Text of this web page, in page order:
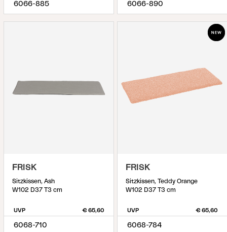
6066-885 6066-890
FRISK
Sitzkissen, Ash
W102 D37 T3 cm
UVP € 65,60
6068-710
FRISK
Sitzkissen, Teddy Orange
W102 D37 T3 cm
UVP € 65,60
6068-784